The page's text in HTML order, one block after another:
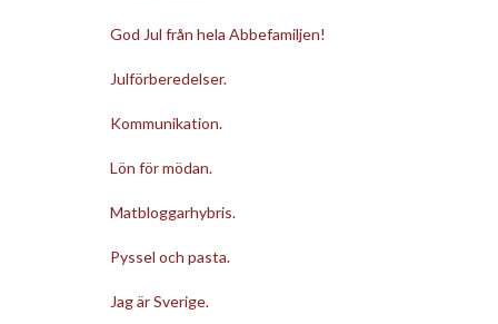
God Jul från hela Abbefamiljen!
Julförberedelser.
Kommunikation.
Lön för mödan.
Matbloggarhybris.
Pyssel och pasta.
Jag är Sverige.